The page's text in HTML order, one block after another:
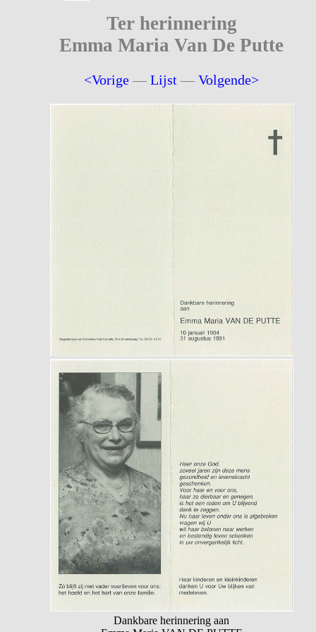
Ter herinnering
Emma Maria Van De Putte
<Vorige —Lijst —Volgende>
Dankbare herinnering aan